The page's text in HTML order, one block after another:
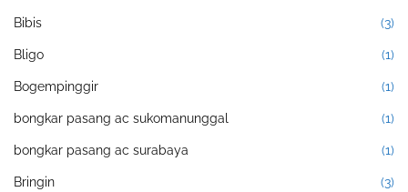
Bibis (3)
Bligo (1)
Bogempinggir (1)
bongkar pasang ac sukomanunggal (1)
bongkar pasang ac surabaya (1)
Bringin (3)